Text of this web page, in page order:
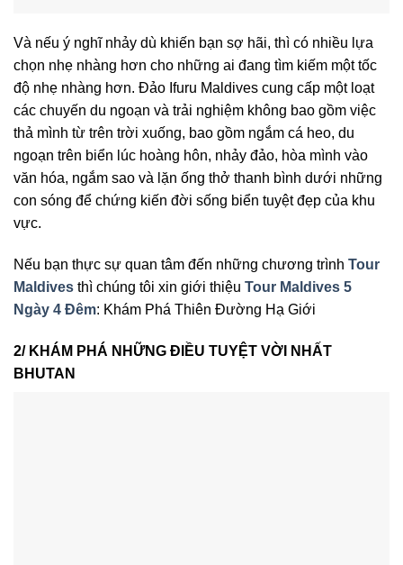
Và nếu ý nghĩ nhảy dù khiến bạn sợ hãi, thì có nhiều lựa
chọn nhẹ nhàng hơn cho những ai đang tìm kiếm một tốc
độ nhẹ nhàng hơn. Đảo Ifuru Maldives cung cấp một loạt
các chuyến du ngoạn và trải nghiệm không bao gồm việc
thả mình từ trên trời xuống, bao gồm ngắm cá heo, du
ngoạn trên biển lúc hoàng hôn, nhảy đảo, hòa mình vào
văn hóa, ngắm sao và lặn ống thở thanh bình dưới những
con sóng để chứng kiến đời sống biển tuyệt đẹp của khu
vực.
Nếu bạn thực sự quan tâm đến những chương trình Tour
Maldives thì chúng tôi xin giới thiệu Tour Maldives 5
Ngày 4 Đêm: Khám Phá Thiên Đường Hạ Giới
2/ KHÁM PHÁ NHỮNG ĐIỀU TUYỆT VỜI NHẤT
BHUTAN